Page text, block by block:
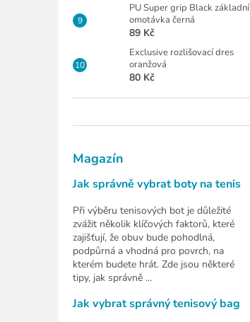
PU Super grip Black základní
omotávka černá
89 Kč
Exclusive rozlišovací dres
oranžová
80 Kč
Magazín
Jak správně vybrat boty na tenis
Při výběru tenisových bot je důležité
zvážit několik klíčových faktorů, které
zajišťují, že obuv bude pohodlná,
podpůrná a vhodná pro povrch, na
kterém budete hrát. Zde jsou některé
tipy, jak správně ...
Jak vybrat správný tenisový bag